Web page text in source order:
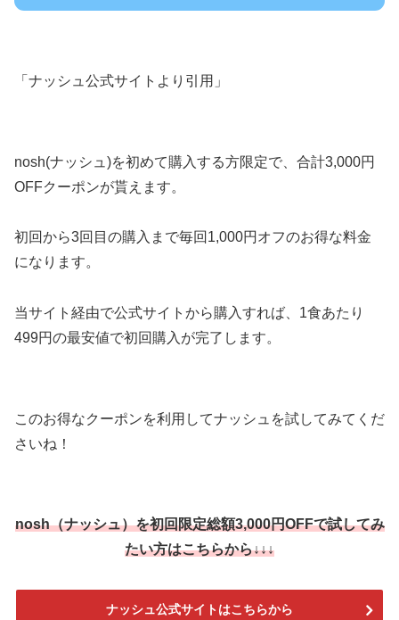
「ナッシュ公式サイトより引用」
nosh(ナッシュ)を初めて購入する方限定で、合計3,000円
OFFクーポンが貰えます。
初回から3回目の購入まで毎回1,000円オフのお得な料金
になります。
当サイト経由で公式サイトから購入すれば、1食あたり
499円の最安値で初回購入が完了します。
このお得なクーポンを利用してナッシュを試してみてくだ
さいね！
nosh（ナッシュ）を初回限定総額3,000円OFFで試してみ
たい方はこちらから↓↓↓
ナッシュ公式サイトはこちらから